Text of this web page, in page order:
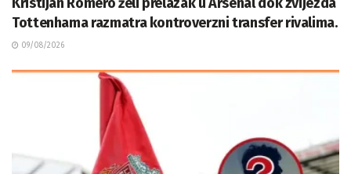
Tottenhama razmatra kontroverzni transfer rivalima.
09/08/2026